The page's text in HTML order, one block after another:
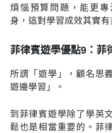
煩惱預算問題，能更
身，這對學習成效其實有
菲律賓遊學優點9：菲
所謂「遊學」，顧名思
遊邊學習」。
到菲律賓遊學除了學英
鬆也是相當重要的。菲